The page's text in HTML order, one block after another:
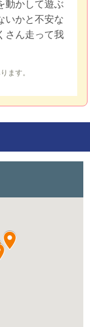
動かして遊ぶ
いかと不安な
さん走って我
ます。